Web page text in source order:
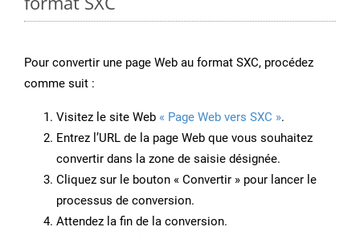
Pour convertir une page Web au format SXC, procédez
comme suit :
Visitez le site Web « Page Web vers SXC ».
Entrez l’URL de la page Web que vous souhaitez
convertir dans la zone de saisie désignée.
Cliquez sur le bouton « Convertir » pour lancer le
processus de conversion.
Attendez la fin de la conversion.